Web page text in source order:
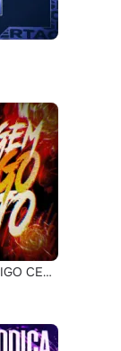
MONTAGEM PERIGO CERTO